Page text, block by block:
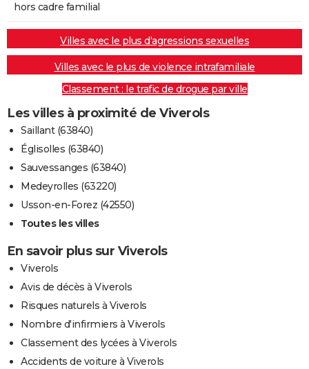
hors cadre familial
Villes avec le plus d'agressions sexuelles
Villes avec le plus de violence intrafamiliale
Classement : le trafic de drogue par ville
Les villes à proximité de Viverols
Saillant (63840)
Églisolles (63840)
Sauvessanges (63840)
Medeyrolles (63220)
Usson-en-Forez (42550)
Toutes les villes
En savoir plus sur Viverols
Viverols
Avis de décès à Viverols
Risques naturels à Viverols
Nombre d'infirmiers à Viverols
Classement des lycées à Viverols
Accidents de voiture à Viverols